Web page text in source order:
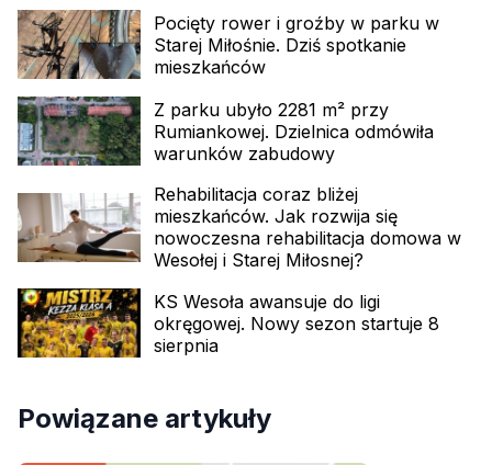
Pocięty rower i groźby w parku w
Starej Miłośnie. Dziś spotkanie
mieszkańców
Z parku ubyło 2281 m² przy
Rumiankowej. Dzielnica odmówiła
warunków zabudowy
Rehabilitacja coraz bliżej
mieszkańców. Jak rozwija się
nowoczesna rehabilitacja domowa w
Wesołej i Starej Miłosnej?
KS Wesoła awansuje do ligi
okręgowej. Nowy sezon startuje 8
sierpnia
Powiązane artykuły